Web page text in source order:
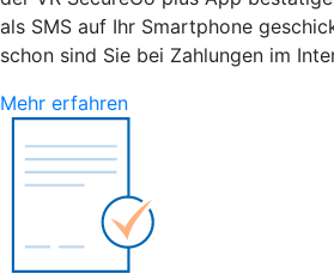
als SMS auf Ihr Smartphone
schon sind Sie bei Zahlungen im
Mehr erfahren